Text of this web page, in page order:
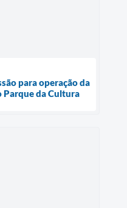
para operação da
Parque da Cultura